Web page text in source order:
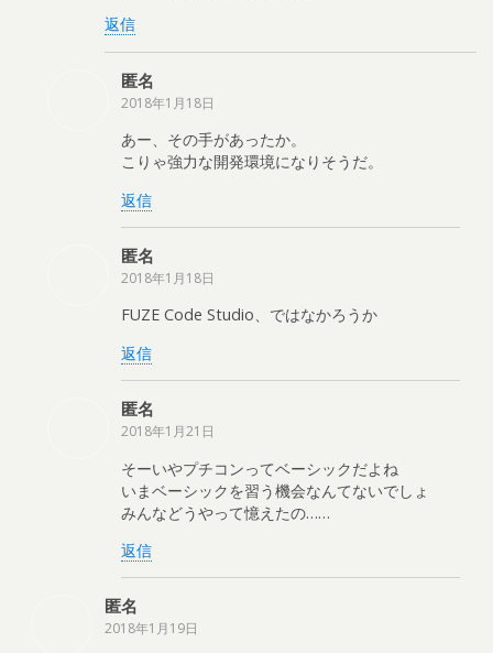
返信
匿名
2018年1月18日
あー、その手があったか。
こりゃ強力な開発環境になりそうだ。
返信
匿名
2018年1月18日
FUZE Code Studio、ではなかろうか
返信
匿名
2018年1月21日
そーいやプチコンってベーシックだよね
いまベーシックを習う機会なんてないでしょ
みんなどうやって憶えたの……
返信
匿名
2018年1月19日